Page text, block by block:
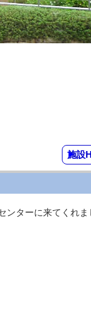
施設
ターに来てくれま